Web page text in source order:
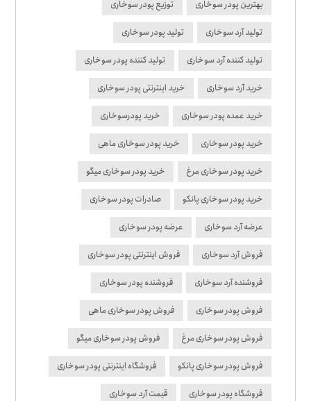
بهترین پودر سوخاری توزیع پودر سوخاری
تولید آرد سوخاری تولید پودر سوخاری
تولید کننده آرد سوخاری تولید کننده پودر سوخاری
خرید آرد سوخاری خرید اینترنتی پودر سوخاری
خرید عمده پودر سوخاری خرید پودرسوخاری
خرید پودر سوخاری خرید پودر سوخاری ماهی
خرید پودر سوخاری مرغ خرید پودر سوخاری میگو
خرید پودر سوخاری پانکو صادرات پودر سوخاری
عرضه آرد سوخاری عرضه پودر سوخاری
فروش آرد سوخاری فروش اینترنتی پودر سوخاری
فروشنده آرد سوخاری فروشنده پودر سوخاری
فروش پودر سوخاری فروش پودر سوخاری ماهی
فروش پودر سوخاری مرغ فروش پودر سوخاری میگو
فروش پودر سوخاری پانکو فروشگاه اینترنتی پودر سوخاری
فروشگاه پودر سوخاری قیمت آرد سوخاری